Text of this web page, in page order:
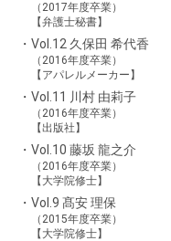
（2017年度卒業）
【弁護士秘書】
Vol.12 久保田 希代香
（2016年度卒業）
【アパレルメーカー】
Vol.11 川村 由莉子
（2016年度卒業）
【出版社】
Vol.10 藤坂 龍之介
（2016年度卒業）
【大学院修士】
Vol.9 髙安 理保
（2015年度卒業）
【大学院修士】